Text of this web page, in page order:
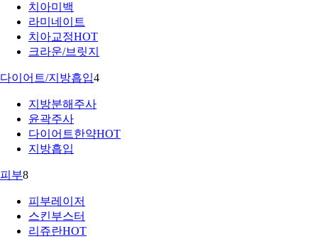
치아미백
라미네이트
치아교정HOT
크라운/브릿지
다이어트/지방흡입4
지방분해주사
윤곽주사
다이어트한약HOT
지방흡입
피부8
피부레이저
스킨부스터
리쥬란HOT